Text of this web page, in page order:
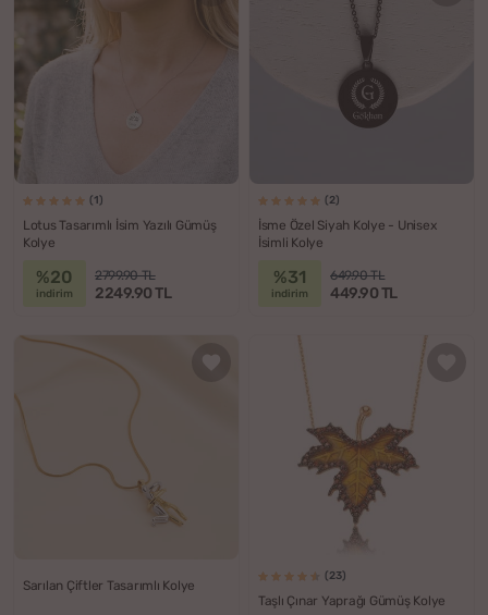
(1)
Lotus Tasarımlı İsim Yazılı Gümüş
Kolye
%20
indirim
2799.90 TL
2249.90 TL
(2)
İsme Özel Siyah Kolye - Unisex
İsimli Kolye
%31
indirim
649.90 TL
449.90 TL
Sarılan Çiftler Tasarımlı Kolye
(23)
Taşlı Çınar Yaprağı Gümüş Kolye